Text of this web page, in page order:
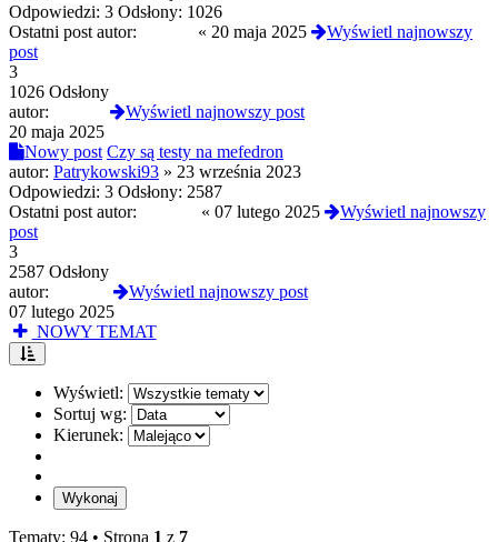
Odpowiedzi: 3 Odsłony: 1026
Ostatni post autor:
« 20 maja 2025
Wyświetl najnowszy
post
3
1026 Odsłony
autor:
Wyświetl najnowszy post
20 maja 2025
Nowy post Czy są testy na mefedron
autor: Patrykowski93 » 23 września 2023
Odpowiedzi: 3 Odsłony: 2587
Ostatni post autor:
« 07 lutego 2025
Wyświetl najnowszy
post
3
2587 Odsłony
autor:
Wyświetl najnowszy post
07 lutego 2025
NOWY TEMAT
Wyświetl:
Sortuj wg:
Kierunek:
Tematy: 94 • Strona 1 z 7